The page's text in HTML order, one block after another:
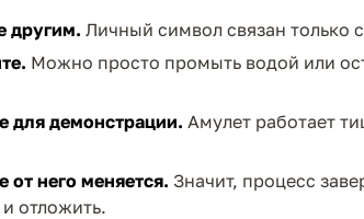
другим. Личный символ связан только
Можно просто промыть водой или
для демонстрации. Амулет работает
него меняется. Значит, процесс
отложить.